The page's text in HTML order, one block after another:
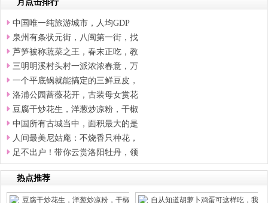
月点击排行
中国唯一纯旅游城市，人均GDP
泉州有条状元街，八闽第一街，找
芦笋被称蔬菜之王，春末正吃，教
三明明溪村头村一派浓浓春意，万
一个平底锅就能搞定的三鲜豆皮，
洛浦公园蔷薇花开，古装母女赏花
豆腐干炒花生，洋葱炒凉粉，干椒
中国所有古城当中，面积最大的是
人间最美尼姑庵：不烧香只种花，
足不出户！带你云赏洛阳牡丹，领
热点推荐